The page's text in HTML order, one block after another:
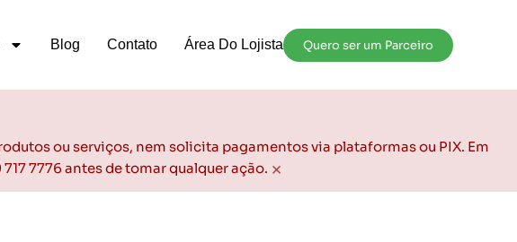
Blog Contato Área Do Lojista Quero ser um Parceiro
ou serviços, nem solicita pagamentos via plataformas ou PIX. Em
7776 antes de tomar qualquer ação. ×